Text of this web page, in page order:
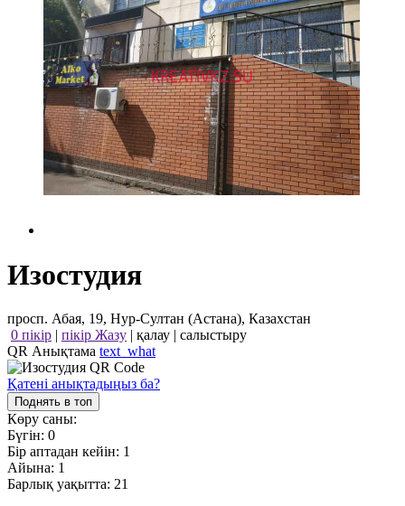
Изостудия
просп. Абая, 19, Нур-Султан (Астана), Казахстан
0 пікір | пікір Жазу | қалау | салыстыру
QR Анықтама text_what
Қатені анықтадыңыз ба?
Поднять в топ
Көру саны:
Бүгін: 0
Бір аптадан кейін: 1
Айына: 1
Барлық уақытта: 21